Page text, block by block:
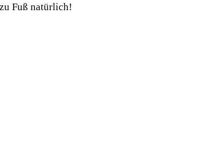
Fuß natürlich!